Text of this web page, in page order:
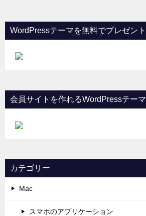
WordPressテーマを無料でプレゼント
会員サイトを作れるWordPressテー
カテゴリー
Mac
スマホのアプリケーション